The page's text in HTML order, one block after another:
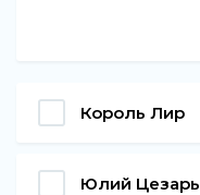
Король Лир
Юлий Цезарь